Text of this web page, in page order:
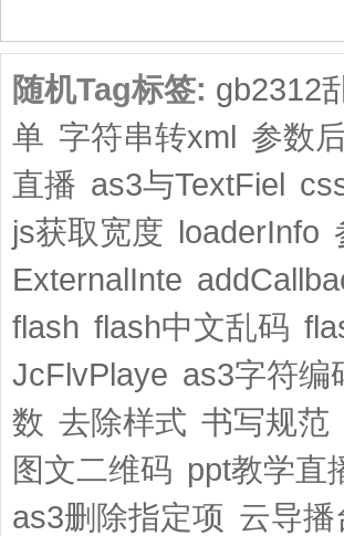
随机Tag标签: gb2312
单 字符串转xml 参数
直播 as3与TextFiel
js获取宽度 loaderInfo
ExternalInte
flash flash中文乱码
JcFlvPlaye as3字符编
数 去除样式 书写规范
图文二维码 ppt教学直
as3删除指定项 云导播